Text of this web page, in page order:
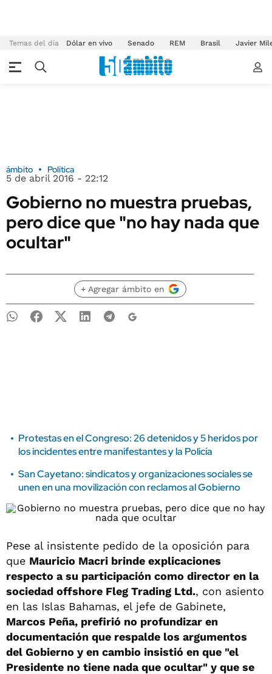
Temas del día Dólar en vivo Senado REM Brasil Javier
ámbito Política
5 de abril 2016 - 22:12
Gobierno no muestra pruebas,
pero dice que "no hay nada que
ocultar"
+ Agregar ámbito en
Protestas en el Congreso: 26 detenidos y 5 heridos por
los incidentes entre manifestantes y la Policía
San Cayetano: sindicatos y organizaciones sociales se
unen en una movilización con reclamos al Gobierno
Pese al insistente pedido de la oposición para
que Mauricio Macri brinde explicaciones
respecto a su participación como director en la
sociedad offshore Fleg Trading Ltd., con asiento
en las Islas Bahamas, el jefe de Gabinete,
Marcos Peña, prefirió no profundizar en
documentación que respalde los argumentos
del Gobierno y en cambio insistió en que "el
Presidente no tiene nada que ocultar" y que se